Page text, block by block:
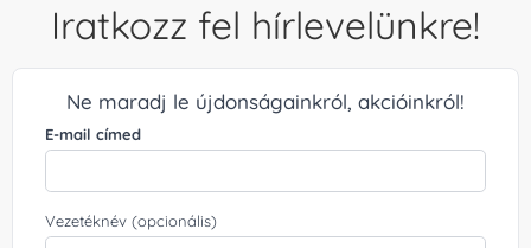
Iratkozz fel hírlevelünkre!
Ne maradj le újdonságainkról, akcióinkról!
E-mail címed
Vezetéknév (opcionális)